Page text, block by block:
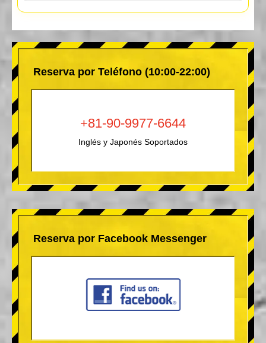
Reserva por Teléfono (10:00-22:00)
+81-90-9977-6644
Inglés y Japonés Soportados
Reserva por Facebook Messenger